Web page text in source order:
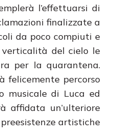
l’effettuarsi di
finalizzate a
da poco compiuti e
del cielo le
per la quarantena.
felicemente percorso
musicale di Luca ed
affidata un’ulteriore
artistiche